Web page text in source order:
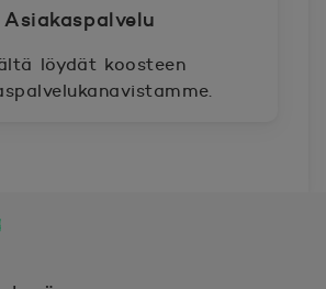
Asiakaspalvelu
löydät koosteen